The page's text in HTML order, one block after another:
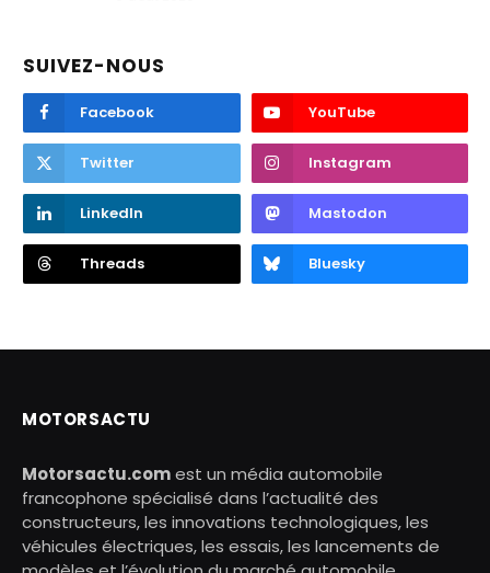
SUIVEZ-NOUS
Facebook YouTube
Twitter Instagram
LinkedIn Mastodon
Threads Bluesky
MOTORSACTU
Motorsactu.comest un média automobile
francophone spécialisé dans l’actualité des
constructeurs, les innovations technologiques, les
véhicules électriques, les essais, les lancements de